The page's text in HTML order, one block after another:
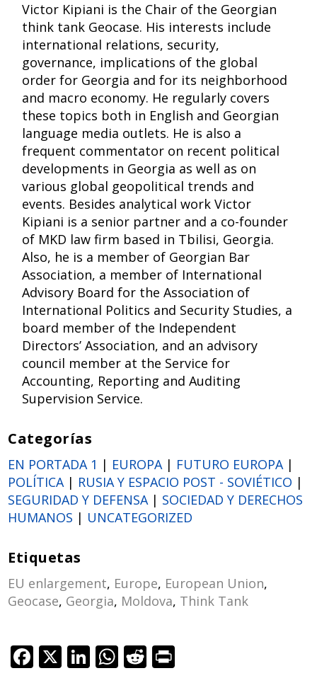
Victor Kipiani is the Chair of the Georgian
think tank Geocase. His interests include
international relations, security,
governance, implications of the global
order for Georgia and for its neighborhood
and macro economy. He regularly covers
these topics both in English and Georgian
language media outlets. He is also a
frequent commentator on recent political
developments in Georgia as well as on
various global geopolitical trends and
events. Besides analytical work Victor
Kipiani is a senior partner and a co-founder
of MKD law firm based in Tbilisi, Georgia.
Also, he is a member of Georgian Bar
Association, a member of International
Advisory Board for the Association of
International Politics and Security Studies, a
board member of the Independent
Directors’ Association, and an advisory
council member at the Service for
Accounting, Reporting and Auditing
Supervision Service.
Categorías
EN PORTADA 1 | EUROPA| FUTURO EUROPA|
POLÍTICA| RUSIA Y ESPACIO POST - SOVIÉTICO |
SEGURIDAD Y DEFENSA| SOCIEDAD Y DERECHOS
HUMANOS | UNCATEGORIZED
Etiquetas
EU enlargement, Europe, European Union,
Geocase, Georgia, Moldova, Think Tank
F X Li W R